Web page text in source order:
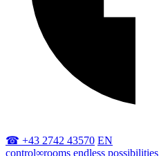
☎ +43 2742 43570 EN
control∞rooms endless possibilities